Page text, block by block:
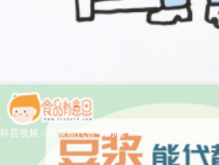
科普视频：豆浆能代替牛奶吗？（新版）